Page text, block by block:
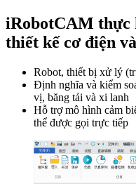
iRobotCAM thực
thiết kế cơ điện
Robot, thiết bị xử lý
Định nghĩa và kiểm
vị, băng tải và xi lanh
Hỗ trợ mô hình cảm
thể được gọi trực tiếp